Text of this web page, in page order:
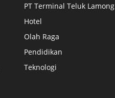
PT Terminal Teluk Lamong
Hotel
Olah Raga
Pendidikan
Teknologi